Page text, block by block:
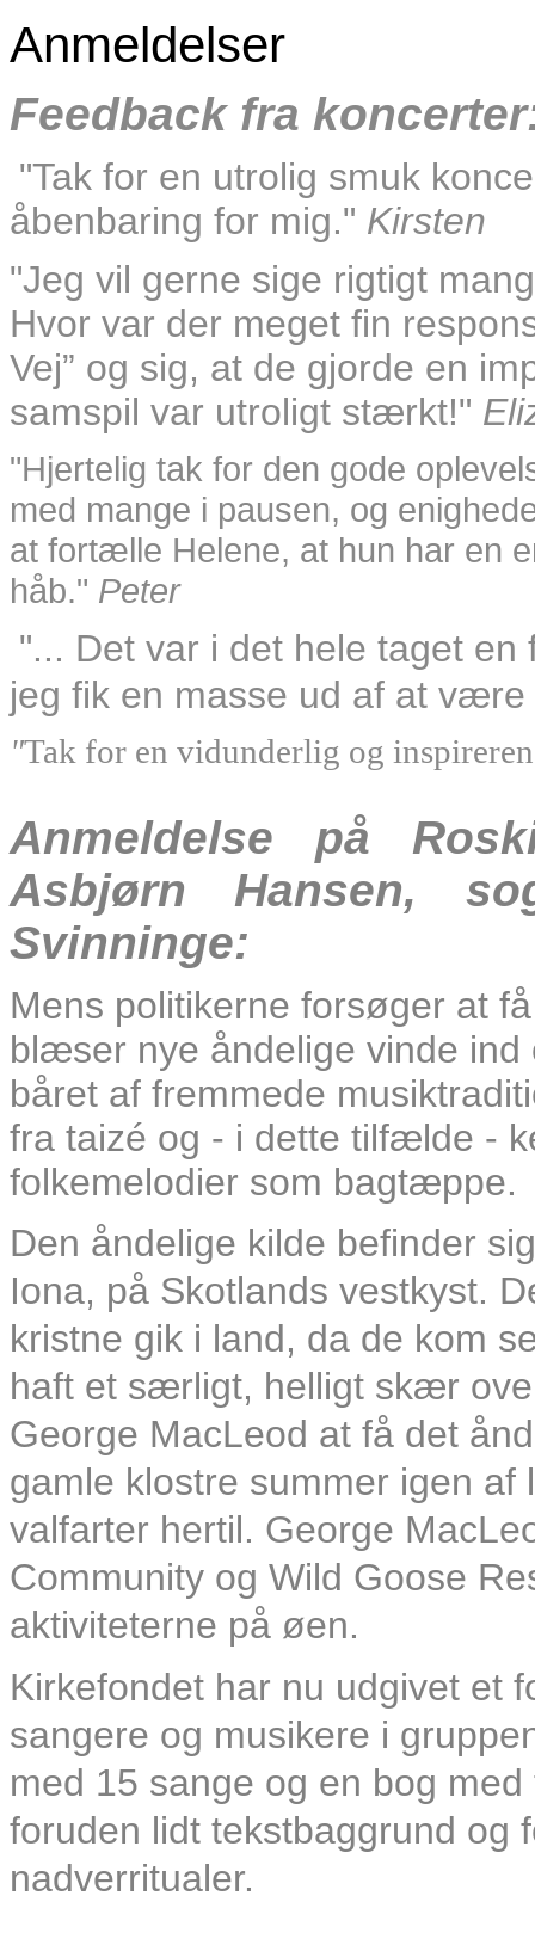
Anmeldelser
Feedback fra
"Tak for en utrolig smuk
åbenbaring for mig." Kirsten
"Jeg vil gerne sige rigtigt
Hvor var der meget fin
Vej” og sig, at de gjorde en
samspil var utroligt stærkt!"
"Hjertelig tak for den gode
med mange i pausen, og
at fortælle Helene, at hun har en
håb." Peter
"... Det var i det hele taget
jeg fik en masse ud af at
"Tak for en vidunderlig og
Anmeldelse på
Asbjørn Hansen,
Svinninge:
Mens politikerne forsøger at
blæser nye åndelige vinde
båret af fremmede
fra taizé og - i dette tilfælde -
folkemelodier som bagtæppe.
Den åndelige kilde befinder
Iona, på Skotlands vestkyst.
kristne gik i land, da de kom
haft et særligt, helligt skær
George MacLeod at få det
gamle klostre summer igen
valfarter hertil. George
Community og Wild Goose
aktiviteterne på øen.
Kirkefondet har nu udgivet et
sangere og musikere i
med 15 sange og en bog
foruden lidt tekstbaggrund og
nadverritualer.